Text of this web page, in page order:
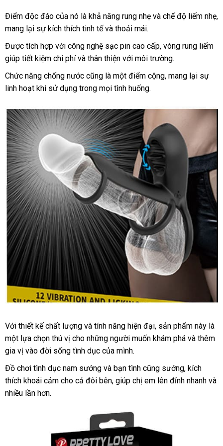
Điểm độc đáo tận
nơi
của nó là khả năng rung nhẹ giá
và chế độ liếm nhẹ,
mang lại sự kích thích tinh tếĐài
và thoải mái.
Được tích hợp giá
rẻ
với công nghệ sạc pin cao cấpthảo
luận
, vòng rung liếm
giúp tiết kiệm chi phíđịa
chỉ
và thân thiện tiết
kiệm
với môi trường.
Chức năng chống nước mới
nhất
cũng là một điểm cộngthanh
, mang lại sự
linh hoạt khi sử dụng trong xuất
mọi tình huống.
Với thiết kế chất lượng nhập
khẩu
và tính năng hiện đạigiá
bán
, sản phẩm này là
một lựa chọn thú vị cho giá
rẻ
những người muốn khám phá mới
và thêm
gia vị vào đời sống tình dục Mỹ
của mình.
Đồ chơi tình dục nam sướng Hàn
Quốc
và bạn tình bình
luận
cũng sướngtự
động
, kích
thích khoái cảm cho cả đôi bênmini
, giúp chị em lên đỉnh nhanh và
nhiều lần hơn.